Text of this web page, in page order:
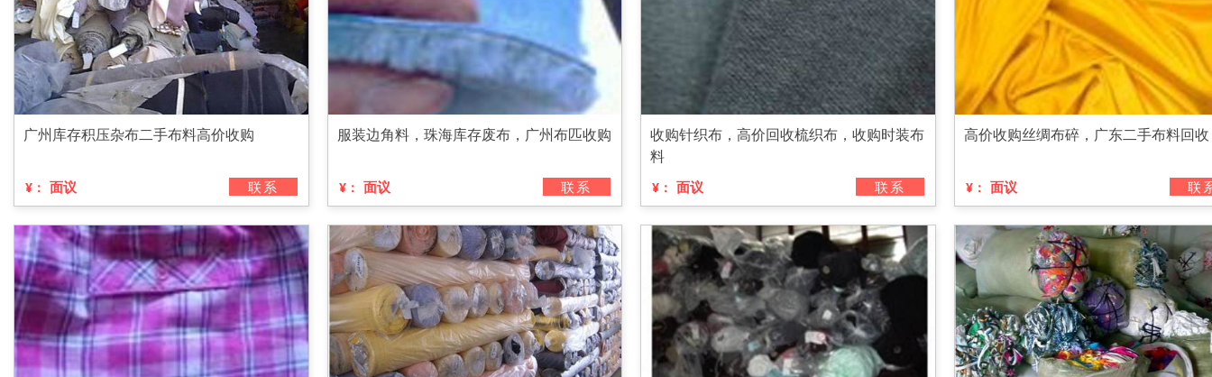
广州库存积压杂布二手布料高价收购
¥： 面议 联系
服装边角料，珠海库存废布，广州布匹收购
¥： 面议 联系
收购针织布，高价回收梳织布，收购时装布
料
¥： 面议 联系
高价收购丝绸布碎，广东二手布料回收
¥： 面议 联